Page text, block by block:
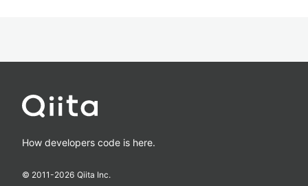
How developers code is here.
© 2011-2026 Qiita Inc.